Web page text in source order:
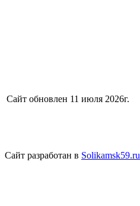
Сайт обновлен 11 июля 2026г.
Сайт разработан в Solikamsk59.ru